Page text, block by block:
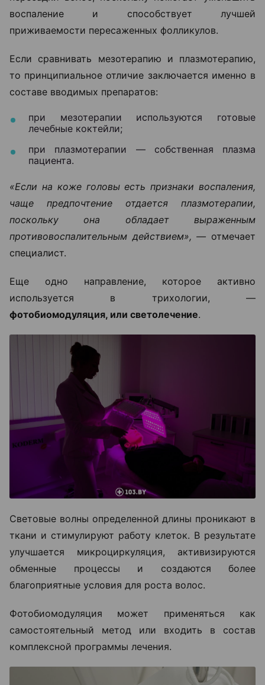
воспаление и способствует лучшей
приживаемости пересаженных фолликулов.
Если сравнивать мезотерапию и плазмотерапию,
то принципиальное отличие заключается именно в
составе вводимых препаратов:
при мезотерапии используются готовые
лечебные коктейли;
при плазмотерапии — собственная плазма
пациента.
«Если на коже головы есть признаки воспаления,
чаще предпочтение отдается плазмотерапии,
поскольку она обладает выраженным
противовоспалительным действием», — отмечает
специалист.
Еще одно направление, которое активно
используется в трихологии, —
фотобиомодуляция, или светолечение.
Световые волны определенной длины проникают в
ткани и стимулируют работу клеток. В результате
улучшается микроциркуляция, активизируются
обменные процессы и создаются более
благоприятные условия для роста волос.
Фотобиомодуляция может применяться как
самостоятельный метод или входить в состав
комплексной программы лечения.